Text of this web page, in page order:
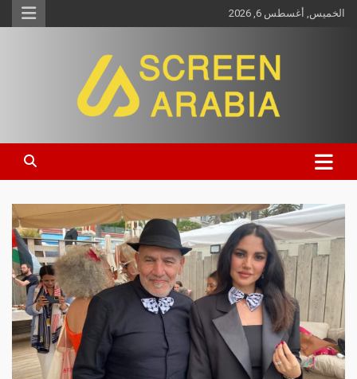
الخميس, أغسطس 6, 2026
Screen Arabia